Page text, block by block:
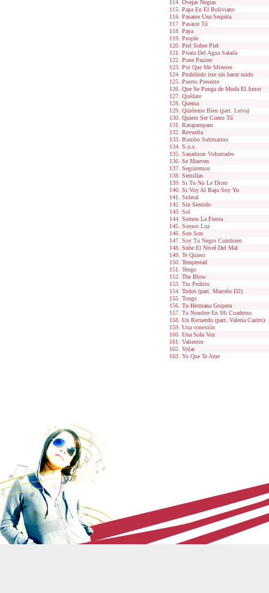
Ovejas Negras
Papa En El Boliviano
Pasame Una Sequita
Pasaste Tú
Paya
People
Piel Sobre Piel
Pirata Del Agua Salada
Pone Pasion
Por Que Me Mientes
Prohibido irse sin hacer ruido
Puerto Presente
Que Se Ponga de Moda El Amor
Quédate
Quema
Quiéreme Bien (part. Leiva)
Quiero Ser Como Tú
Ratapampam
Revuelta
Rumbo Submarino
S.o.s.
Sanadoras Voluntades
Se Mueven
Seguiremos
Semillas
Si Tu No Le Dices
Si Voy Al Bajo Soy Yo
Sideral
Sin Sentido
Sol
Somos La Fiesta
Somos Luz
Son Son
Soy Tu Negro Cumbiero
Sube El Nivel Del Mal
Te Quiero
Tempestad
Tengo
The Blow
Tio Pedrito
Todos (part. Marcelo D2)
Tongo
Tu Hermana Grupera
Tu Nombre En Mi Cuaderno
Un Recuerdo (part. Valeria Castro)
Una conexión
Una Sola Voz
Valientes
Volar
Yo Que Te Ame